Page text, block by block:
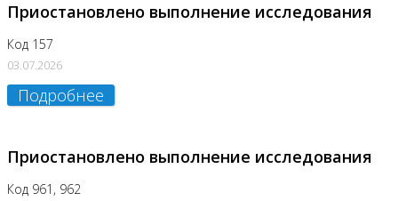
Приостановлено выполнение исследования
Код 157
03.07.2026
Подробнее
Приостановлено выполнение исследования
Код 961, 962